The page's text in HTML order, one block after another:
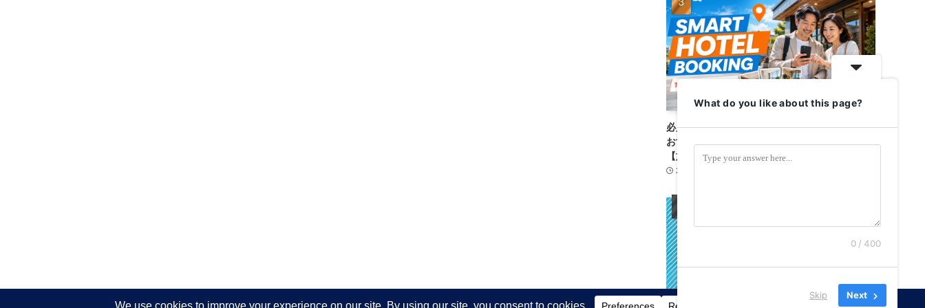
必見！失敗しないホテル予約｜トラベリストは
おすすめ？料金・使い方・注意点を徹底比較
【旅がもっと楽に】
2026-08-06
What do you like about this page?
0 / 400
Skip Next